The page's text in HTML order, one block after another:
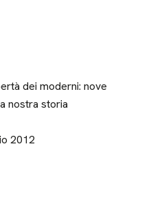
dei moderni: nove
nostra storia
2012